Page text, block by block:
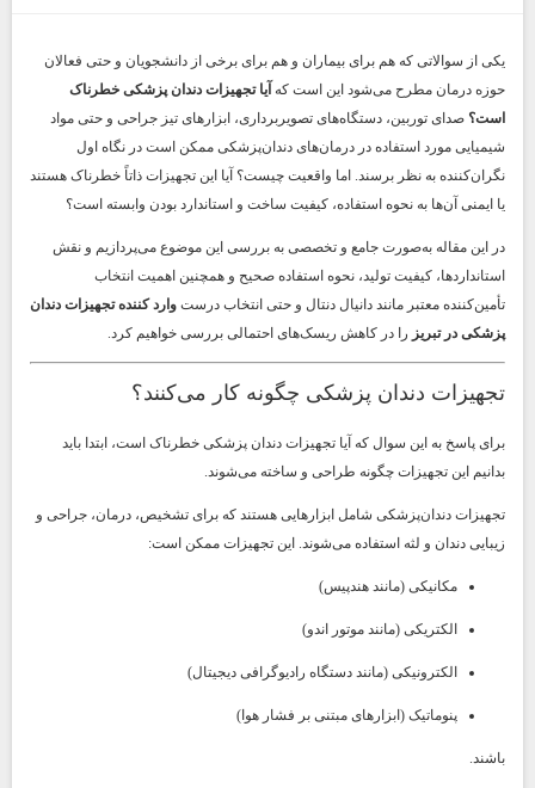
یکی از سوالاتی که هم برای بیماران و هم برای برخی از دانشجویان و حتی فعالان
حوزه درمان مطرح می‌شود این است که آیا تجهیزات دندان پزشکی خطرناک
است؟ صدای توربین، دستگاه‌های تصویربرداری، ابزارهای تیز جراحی و حتی مواد
شیمیایی مورد استفاده در درمان‌های دندان‌پزشکی ممکن است در نگاه اول
نگران‌کننده به نظر برسند. اما واقعیت چیست؟ آیا این تجهیزات ذاتاً خطرناک هستند
یا ایمنی آن‌ها به نحوه استفاده، کیفیت ساخت و استاندارد بودن وابسته است؟
در این مقاله به‌صورت جامع و تخصصی به بررسی این موضوع می‌پردازیم و نقش
استانداردها، کیفیت تولید، نحوه استفاده صحیح و همچنین اهمیت انتخاب
تأمین‌کننده معتبر مانند دانیال دنتال و حتی انتخاب درست وارد کننده تجهیزات دندان
پزشکی در تبریز را در کاهش ریسک‌های احتمالی بررسی خواهیم کرد.
تجهیزات دندان پزشکی چگونه کار می‌کنند؟
برای پاسخ به این سوال که آیا تجهیزات دندان پزشکی خطرناک است، ابتدا باید
بدانیم این تجهیزات چگونه طراحی و ساخته می‌شوند.
تجهیزات دندان‌پزشکی شامل ابزارهایی هستند که برای تشخیص، درمان، جراحی و
زیبایی دندان و لثه استفاده می‌شوند. این تجهیزات ممکن است:
مکانیکی (مانند هندپیس)
الکتریکی (مانند موتور اندو)
الکترونیکی (مانند دستگاه رادیوگرافی دیجیتال)
پنوماتیک (ابزارهای مبتنی بر فشار هوا)
باشند.